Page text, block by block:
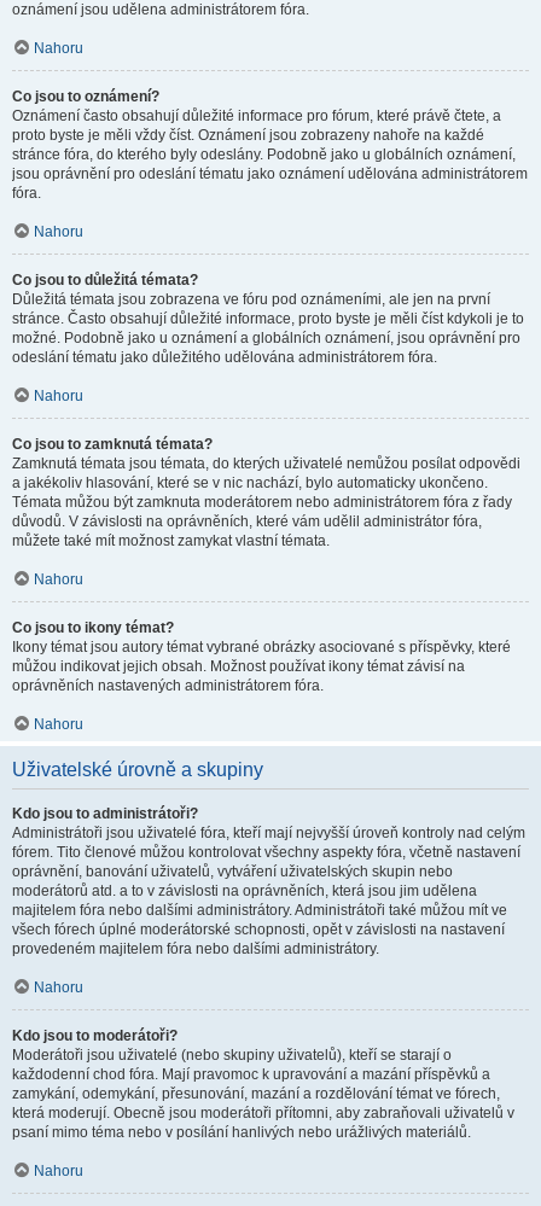
oznámení jsou udělena administrátorem fóra.
Nahoru
Co jsou to oznámení?
Oznámení často obsahují důležité informace pro fórum, které právě čtete, a
proto byste je měli vždy číst. Oznámení jsou zobrazeny nahoře na každé
stránce fóra, do kterého byly odeslány. Podobně jako u globálních oznámení,
jsou oprávnění pro odeslání tématu jako oznámení udělována administrátorem
fóra.
Nahoru
Co jsou to důležitá témata?
Důležitá témata jsou zobrazena ve fóru pod oznámeními, ale jen na první
stránce. Často obsahují důležité informace, proto byste je měli číst kdykoli je to
možné. Podobně jako u oznámení a globálních oznámení, jsou oprávnění pro
odeslání tématu jako důležitého udělována administrátorem fóra.
Nahoru
Co jsou to zamknutá témata?
Zamknutá témata jsou témata, do kterých uživatelé nemůžou posílat odpovědi
a jakékoliv hlasování, které se v nic nachází, bylo automaticky ukončeno.
Témata můžou být zamknuta moderátorem nebo administrátorem fóra z řady
důvodů. V závislosti na oprávněních, které vám udělil administrátor fóra,
můžete také mít možnost zamykat vlastní témata.
Nahoru
Co jsou to ikony témat?
Ikony témat jsou autory témat vybrané obrázky asociované s příspěvky, které
můžou indikovat jejich obsah. Možnost používat ikony témat závisí na
oprávněních nastavených administrátorem fóra.
Nahoru
Uživatelské úrovně a skupiny
Kdo jsou to administrátoři?
Administrátoři jsou uživatelé fóra, kteří mají nejvyšší úroveň kontroly nad celým
fórem. Tito členové můžou kontrolovat všechny aspekty fóra, včetně nastavení
oprávnění, banování uživatelů, vytváření uživatelských skupin nebo
moderátorů atd. a to v závislosti na oprávněních, která jsou jim udělena
majitelem fóra nebo dalšími administrátory. Administrátoři také můžou mít ve
všech fórech úplné moderátorské schopnosti, opět v závislosti na nastavení
provedeném majitelem fóra nebo dalšími administrátory.
Nahoru
Kdo jsou to moderátoři?
Moderátoři jsou uživatelé (nebo skupiny uživatelů), kteří se starají o
každodenní chod fóra. Mají pravomoc k upravování a mazání příspěvků a
zamykání, odemykání, přesunování, mazání a rozdělování témat ve fórech,
která moderují. Obecně jsou moderátoři přítomni, aby zabraňovali uživatelů v
psaní mimo téma nebo v posílání hanlivých nebo urážlivých materiálů.
Nahoru